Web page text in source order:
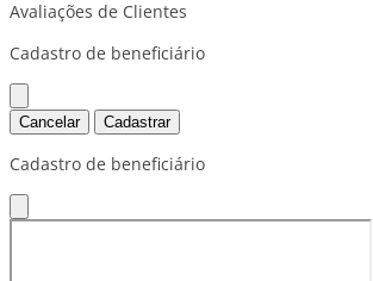
Avaliações de Clientes
Cadastro de beneficiário
Cancelar Cadastrar
Cadastro de beneficiário